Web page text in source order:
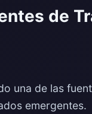
de
una de las
emergentes.